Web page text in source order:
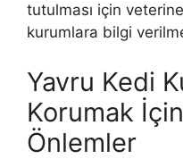
tutulması için
kurumlara bilgi
Yavru Kedi
Korumak
Önlemler